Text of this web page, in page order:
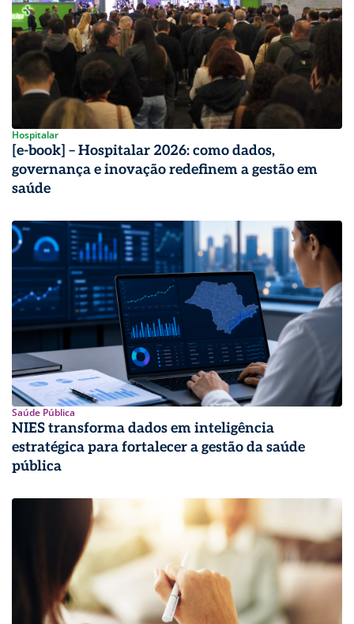
Hospitalar
[e-book] – Hospitalar 2026: como dados,
governança e inovação redefinem a gestão em
saúde
Saúde Pública
NIES transforma dados em inteligência
estratégica para fortalecer a gestão da saúde
pública